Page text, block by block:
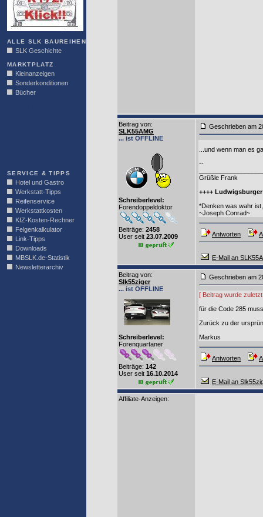
ALLE SLK BAUREIHEN
SLK Geschichte
MARKTPLATZ
Kleinanzeigen
Sonderkonditionen
Bücher
SERVICE & TIPPS
Hotel und Gastro
Werkstatt-Tipps
Reifenservice
Werkstattkosten
KfZ-Kosten-Rechner
Felgenkalkulator
Link-Tipps
Downloads
MBSLK.de-Statistik
Newsletterarchiv
Beitrag von:
SLK55AMG
... ist OFFLINE
Schreiberlevel:
Forendoppeldoktor
Beiträge: 2458
User seit 23.07.2009
Geschrieben am
...und wenn man es
--
Grüßle Frank
++++
*Denken was wahr
~Joseph Conrad~
Antworten
E-Mail an
Beitrag von:
Slk55ziger
... ist OFFLINE
Schreiberlevel:
Forenquartaner
Beiträge: 142
User seit 16.10.2014
Geschrieben am
[ Beitrag wurde
für die Code 285
Zurück zu der
Markus
Antworten
E-Mail an
Affiliate-Anzeigen: